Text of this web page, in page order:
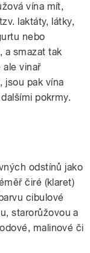
vína mít,
laktáty, látky,
nebo
a smazat tak
ale vinař
jsou pak vína
pokrmy.
odstínů jako
čiré (klaret)
cibulové
starorůžovou a
malinové či